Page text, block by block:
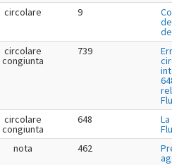
circolare 9
circolare
congiunta
739
circolare
congiunta
648
nota 462